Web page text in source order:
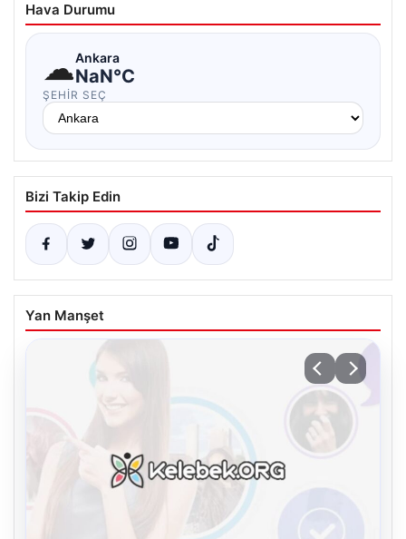
Hava Durumu
☁Ankara
NaN°C
ŞEHIR SEÇ
Bizi Takip Edin
Yan Manşet